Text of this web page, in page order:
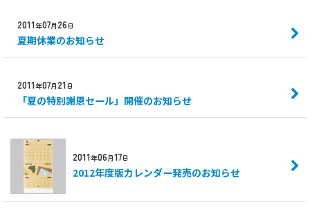
2011年07月 26日
夏期休業のお知らせ
2011年07月 21日
「夏の特別謝恩セール」開催のお知らせ
2011年06月17日
2012年度版カレンダー発売のお知らせ